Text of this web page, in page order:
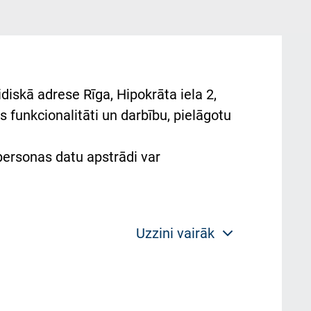
adrese Rīga, Hipokrāta iela 2,
funkcionalitāti un darbību, pielāgotu
datu apstrādi var
Uzzini vairāk